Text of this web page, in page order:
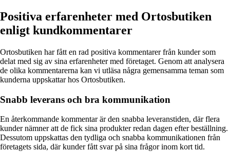
Positiva erfarenheter med Ortosbutiken
enligt kundkommentarer
Ortosbutiken har fått en rad positiva kommentarer från kunder som
delat med sig av sina erfarenheter med företaget. Genom att analysera
de olika kommentarerna kan vi utläsa några gemensamma teman som
kunderna uppskattar hos Ortosbutiken.
Snabb leverans och bra kommunikation
En återkommande kommentar är den snabba leveranstiden, där flera
kunder nämner att de fick sina produkter redan dagen efter beställning.
Dessutom uppskattas den tydliga och snabba kommunikationen från
företagets sida, där kunder fått svar på sina frågor inom kort tid.